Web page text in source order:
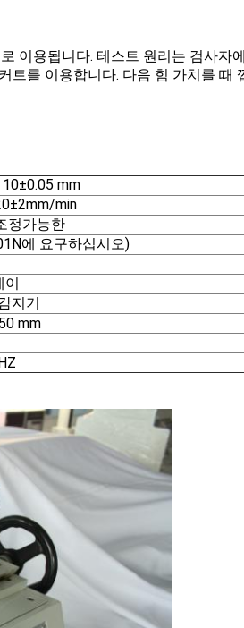
이용됩니다. 테스트 원리는 검사자
트를 이용합니다. 다음 힘 가치를 때
mm
min
정가능한
에 요구하십시오)
이
지기
mm